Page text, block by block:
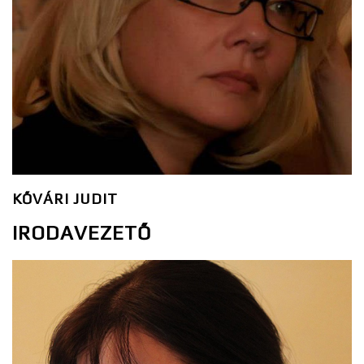
KŐVÁRI JUDIT
IRODAVEZETŐ